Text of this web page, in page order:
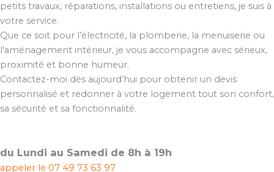
petits travaux, réparations, installations ou entretiens, je suis à
votre service.
Que ce soit pour l’électricité, la plomberie, la menuiserie ou
l’aménagement intérieur, je vous accompagne avec sérieux,
proximité et bonne humeur.
Contactez-moi dès aujourd’hui pour obtenir un devis
personnalisé et redonner à votre logement tout son confort,
sa sécurité et sa fonctionnalité.
du Lundi au Samedi de 8h à 19h
appeler le 07 49 73 63 97